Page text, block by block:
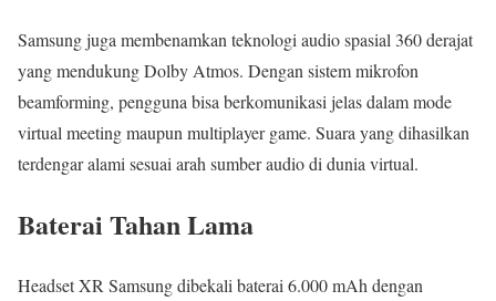
Samsung juga membenamkan teknologi audio spasial 360 derajat
yang mendukung Dolby Atmos. Dengan sistem mikrofon
beamforming, pengguna bisa berkomunikasi jelas dalam mode
virtual meeting maupun multiplayer game. Suara yang dihasilkan
terdengar alami sesuai arah sumber audio di dunia virtual.
Baterai Tahan Lama
Headset XR Samsung dibekali baterai 6.000 mAh dengan